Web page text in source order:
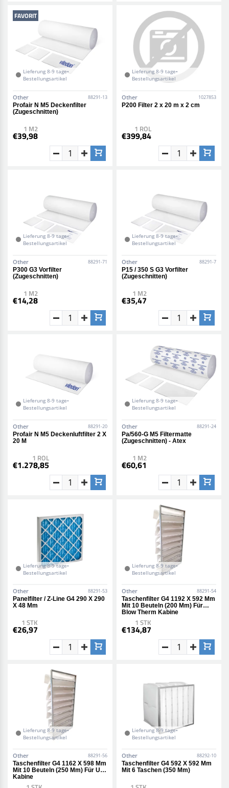
FAVORIT
Lieferung 8-9 tage•
Bestellungsartikel
Other 88291-13
Profair N M5 Deckenfilter
(Zugeschnitten)
1 M2
€39,98
Lieferung 8-9 tage•
Bestellungsartikel
Other 1027853
P200 Filter 2 x 20 m x 2 cm
1 ROL
€399,84
Lieferung 8-9 tage•
Bestellungsartikel
Other 88291-71
P300 G3 Vorfilter
(Zugeschnitten)
1 M2
€14,28
Lieferung 8-9 tage•
Bestellungsartikel
Other 88291-7
P15 / 350 S G3 Vorfilter
(Zugeschnitten)
1 M2
€35,47
Lieferung 8-9 tage•
Bestellungsartikel
Other 88291-20
Profair N M5 Deckenluftfilter 2 X
20 M
1 ROL
€1.278,85
Lieferung 8-9 tage•
Bestellungsartikel
Other 88291-24
Pa/560-G M5 Filtermatte
(Zugeschnitten) - Atex
1 M2
€60,61
Lieferung 8-9 tage•
Bestellungsartikel
Other 88291-53
Panelfilter / Z-Line G4 290 X 290
X 48 Mm
1 STK
€26,97
Lieferung 8-9 tage•
Bestellungsartikel
Other 88291-54
Taschenfilter G4 1192 X 592 Mm
Mit 10 Beuteln (200 Mm) Für
Blow Therm Kabine
1 STK
€134,87
Lieferung 8-9 tage•
Bestellungsartikel
Other 88291-56
Taschenfilter G4 1162 X 598 Mm
Mit 10 Beuteln (250 Mm) Für Usi
Kabine
Lieferung 8-9 tage•
Bestellungsartikel
Other 88292-10
Taschenfilter G4 592 X 592 Mm
Mit 6 Taschen (350 Mm)